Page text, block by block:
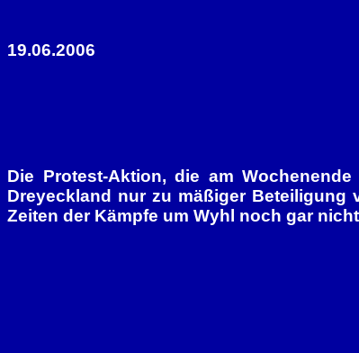
19.06.2006
Die Protest-Aktion, die am
Dreyeckland nur zu mäßiger Beteiligung
Zeiten der Kämpfe um Wyhl noch gar